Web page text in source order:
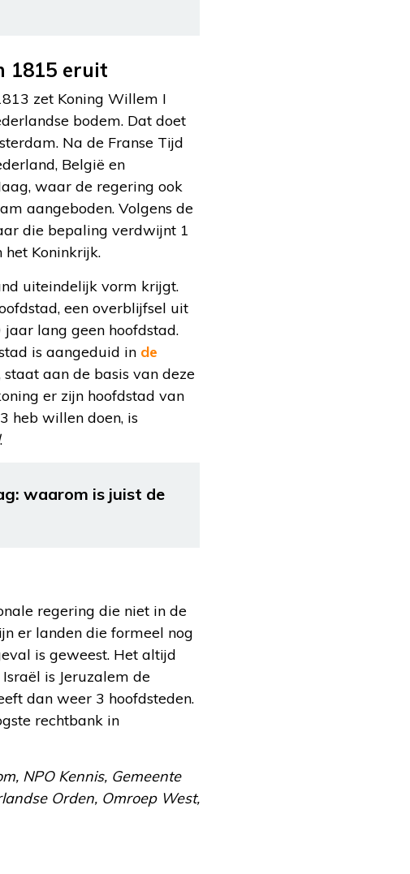
1815 eruit
zet Koning Willem I
bodem. Dat doet
Na de Franse Tijd
België en
waar de regering ook
aangeboden. Volgens de
die bepaling verdwijnt 1
Koninkrijk.
uiteindelijk vorm krijgt.
een overblijfsel uit
lang geen hoofdstad.
is aangeduid in de
aan de basis van deze
er zijn hoofdstad van
heb willen doen, is
.
waarom is juist de
regering die niet in de
er landen die formeel nog
is geweest. Het altijd
is Jeruzalem de
dan weer 3 hoofdsteden.
rechtbank in
NPO Kennis, Gemeente
Orden, Omroep West,